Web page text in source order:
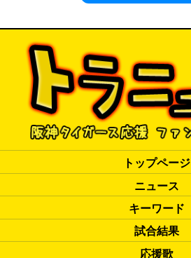
トップページ
ニュース
キーワード
試合結果
応援歌